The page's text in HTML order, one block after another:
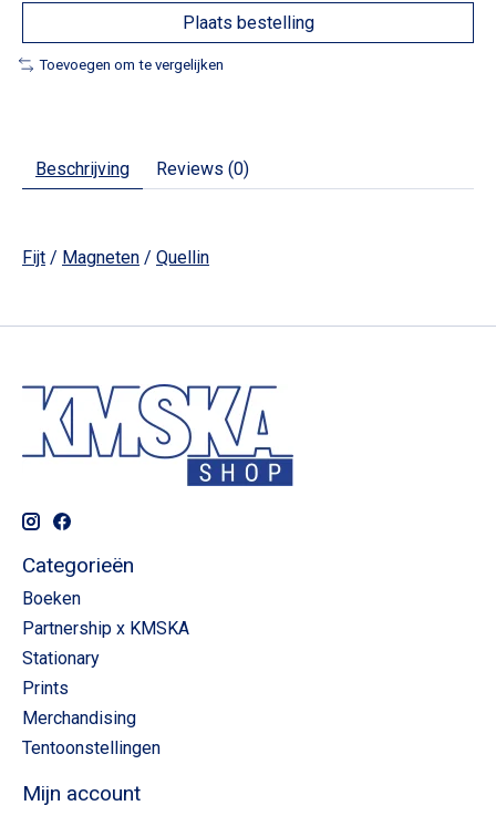
Plaats bestelling
Toevoegen om te vergelijken
Beschrijving Reviews (0)
Fijt / Magneten / Quellin
Categorieën
Boeken
Partnership x KMSKA
Stationary
Prints
Merchandising
Tentoonstellingen
Mijn account